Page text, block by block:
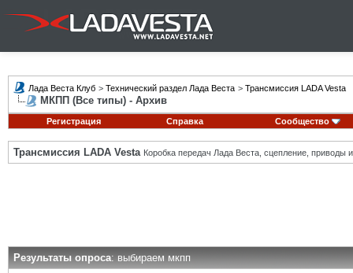
Лада Веста Клуб > Технический раздел Лада Веста > Трансмиссия LADA Vesta
МКПП (Все типы) - Архив
Регистрация Справка Сообщество
Трансмиссия LADA Vesta Коробка передач Лада Веста, сцепление, приводы и
Результаты опроса: выбираем мкпп